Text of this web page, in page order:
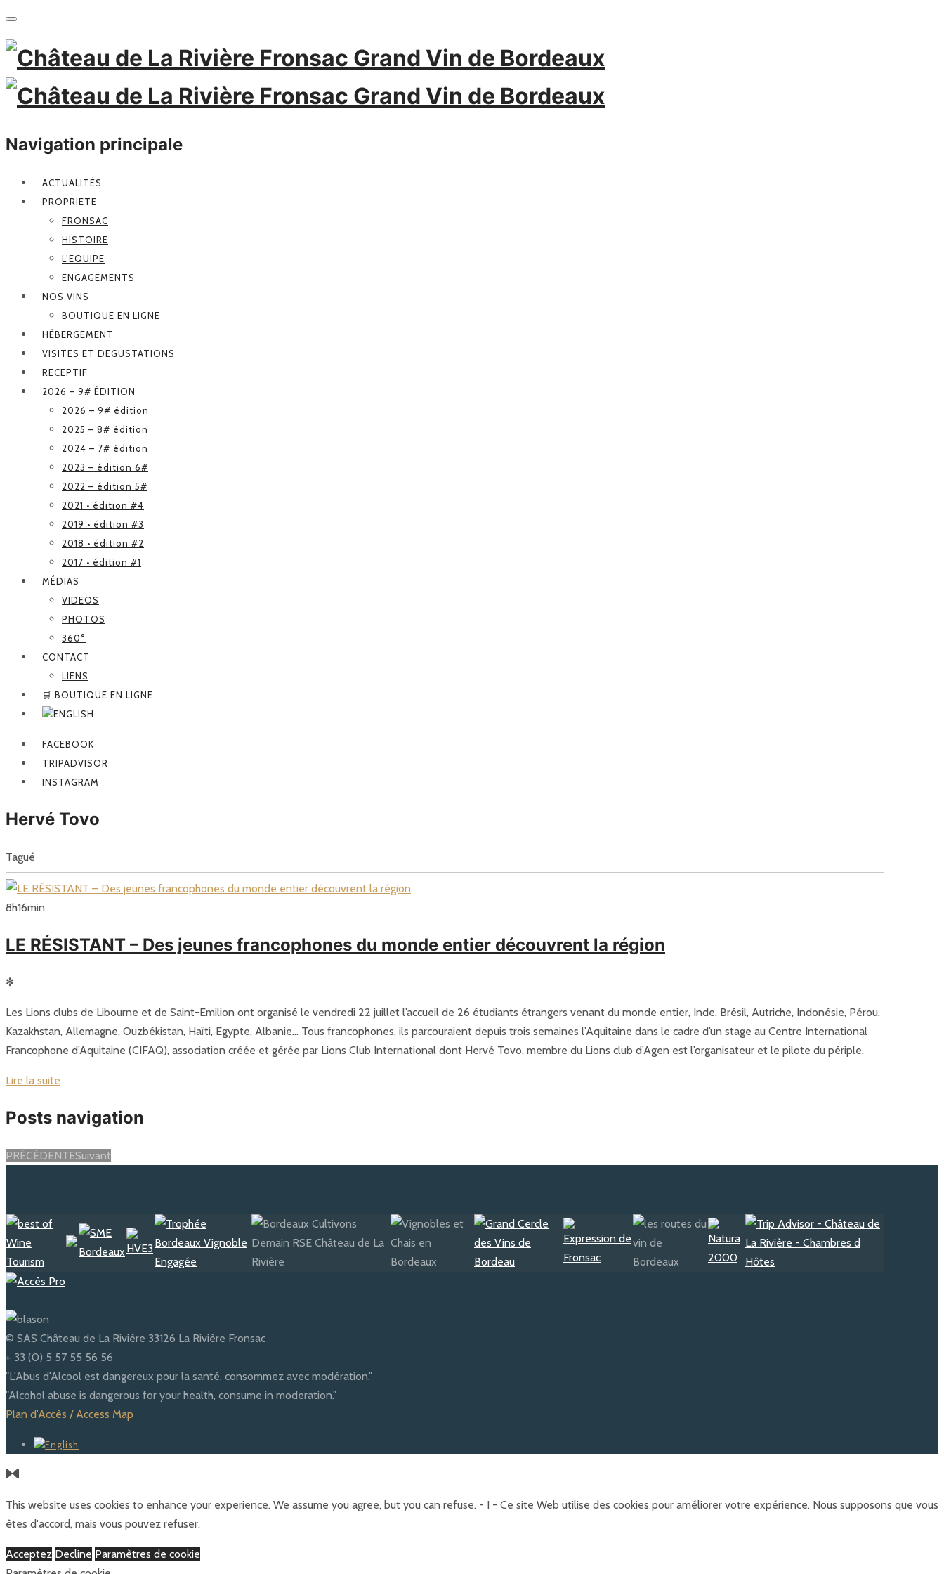
Navigation principale
ACTUALITÉS
PROPRIETE
FRONSAC
HISTOIRE
L’EQUIPE
ENGAGEMENTS
NOS VINS
BOUTIQUE EN LIGNE
HÉBERGEMENT
VISITES ET DEGUSTATIONS
RECEPTIF
2026 – 9# ÉDITION
2026 – 9# édition
2025 – 8# édition
2024 – 7# édition
2023 – édition 6#
2022 – édition 5#
2021 • édition #4
2019 • édition #3
2018 • édition #2
2017 • édition #1
MÉDIAS
VIDEOS
PHOTOS
360°
CONTACT
LIENS
🛒 BOUTIQUE EN LIGNE
FACEBOOK
TRIPADVISOR
INSTAGRAM
Hervé Tovo
Tagué
8h16min
LE RÉSISTANT – Des jeunes francophones du monde entier découvrent la région
✻
Les Lions clubs de Libourne et de Saint-Emilion ont organisé le vendredi 22 juillet l’accueil de 26 étudiants étrangers venant du monde entier, Inde, Brésil, Autriche, Indonésie, Pérou,
Kazakhstan, Allemagne, Ouzbékistan, Haïti, Egypte, Albanie… Tous francophones, ils parcouraient depuis trois semaines l’Aquitaine dans le cadre d’un stage au Centre International
Francophone d’Aquitaine (CIFAQ), association créée et gérée par Lions Club International dont Hervé Tovo, membre du Lions club d’Agen est l’organisateur et le pilote du périple.
Lire la suite
Posts navigation
PRÉCÉDENTESuivant
© SAS Château de La Rivière 33126 La Rivière Fronsac
+ 33 (0) 5 57 55 56 56
"L'Abus d'Alcool est dangereux pour la santé, consommez avec modération."
"Alcohol abuse is dangerous for your health, consume in moderation."
Plan d'Accès / Access Map
This website uses cookies to enhance your experience. We assume you agree, but you can refuse. - I - Ce site Web utilise des cookies pour améliorer votre expérience. Nous supposons que vous
êtes d'accord, mais vous pouvez refuser.
Acceptez Decline Paramètres de cookie